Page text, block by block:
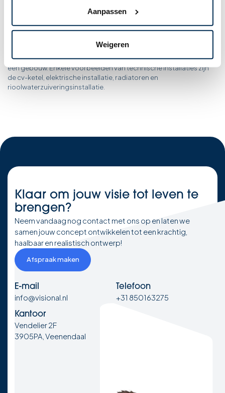
Aanpassen
Weigeren
Wat zijn installaties?
Een installatie is een systeem dat ontworpen en geïnstalleerd
kan bijvoorbeeld het geleiden van elektriciteit, gas of water zijn.
Installaties worden doorgaans geplaatst in de afbouwfase van
een gebouw. Enkele voorbeelden van technische installaties zijn
de cv-ketel, elektrische installatie, radiatoren en
rioolwaterzuiveringsinstallatie.
Klaar om jouw visie tot leven te
brengen?
Neem vandaag nog contact met ons op en laten we
samen jouw concept ontwikkelen tot een krachtig,
haalbaar en realistisch ontwerp!
Afspraak maken
E-mail
info@visional.nl
Telefoon
+31 850163275
Kantoor
Vendelier 2F
3905PA, Veenendaal